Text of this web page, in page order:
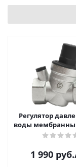
Регулятор
воды
1 990руб.